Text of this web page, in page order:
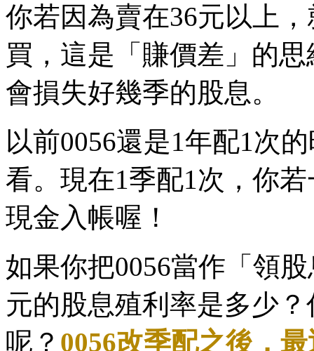
你若因為賣在36元以上
買，這是「賺價差」的
會損失好幾季的股息。
以前0056還是1年配1次
看。現在1季配1次，你
現金入帳喔！
如果你把0056當作「領
元的股息殖利率是多少
呢？ 0056改季配之後，